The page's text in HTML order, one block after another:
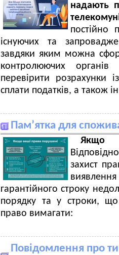
надають
постійно
існуючих та
завдяки яким можна
контролюючих органів
перевірити розрахунки
сплати податків, а також
Пам’ятка для
Якщо
захист
гарантійного строку
порядку та у строки, що
право вимагати:
Повідомлення про